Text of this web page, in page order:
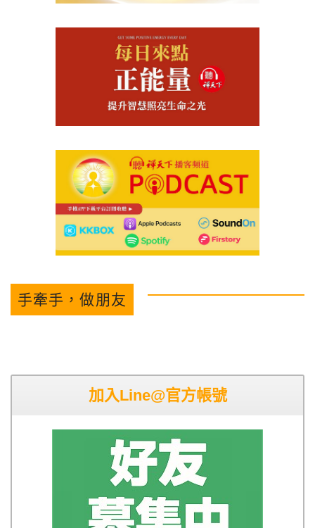
手牽手，做朋友
加入Line@官方帳號